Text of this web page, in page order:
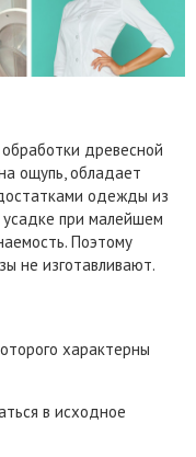
древесной
ощупь, обладает
одежды из
усадке при малейшем
Поэтому
не изготавливают.
характерны
в исходное